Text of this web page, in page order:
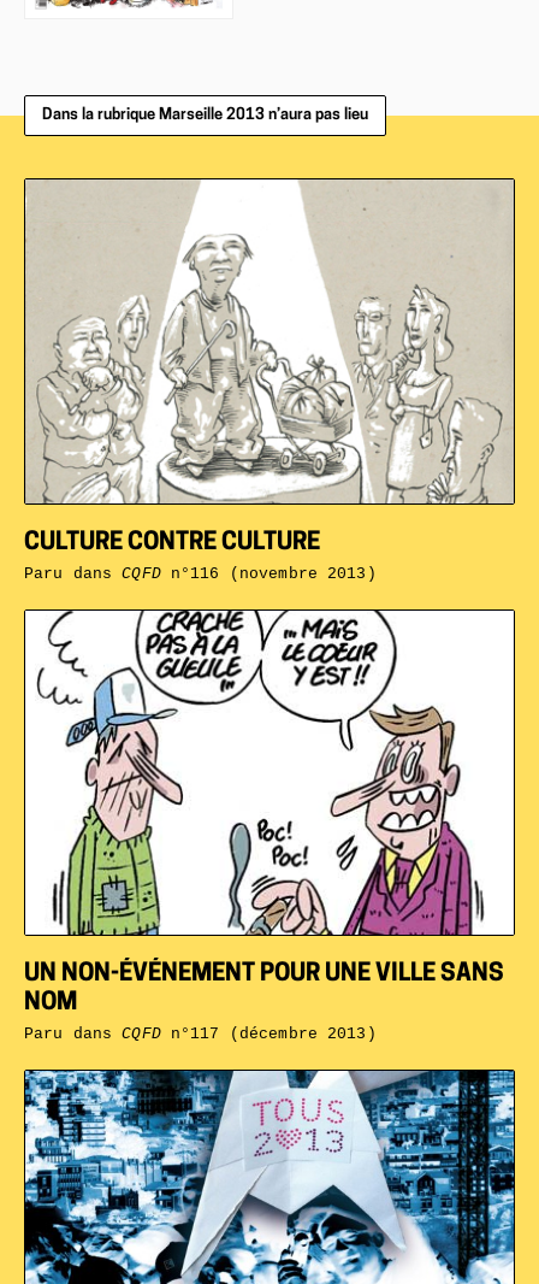
Dans la rubrique Marseille 2013 n’aura pas lieu
UN NON-ÉVÉNEMENT POUR UNE VILLE SANS
NOM
Paru dansCQFDn°117 (décembre 2013)
CULTURE CONTRE CULTURE
Paru dansCQFDn°116 (novembre 2013)